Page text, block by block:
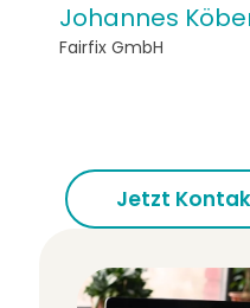
Johannes
Fairfix GmbH
Jetzt